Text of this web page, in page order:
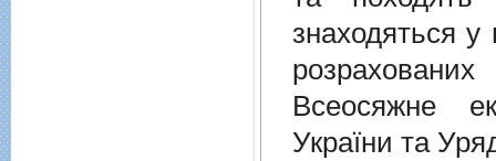
знаходяться у
Всеосяжне
України та